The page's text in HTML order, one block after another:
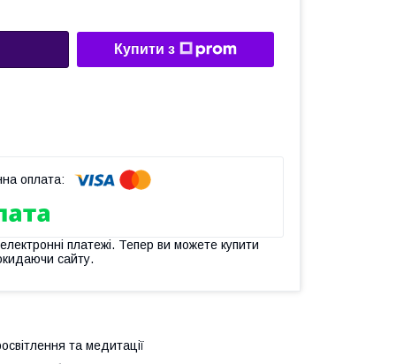
Купити з
платежі. Тепер ви можете купити
сайту.
та медитації